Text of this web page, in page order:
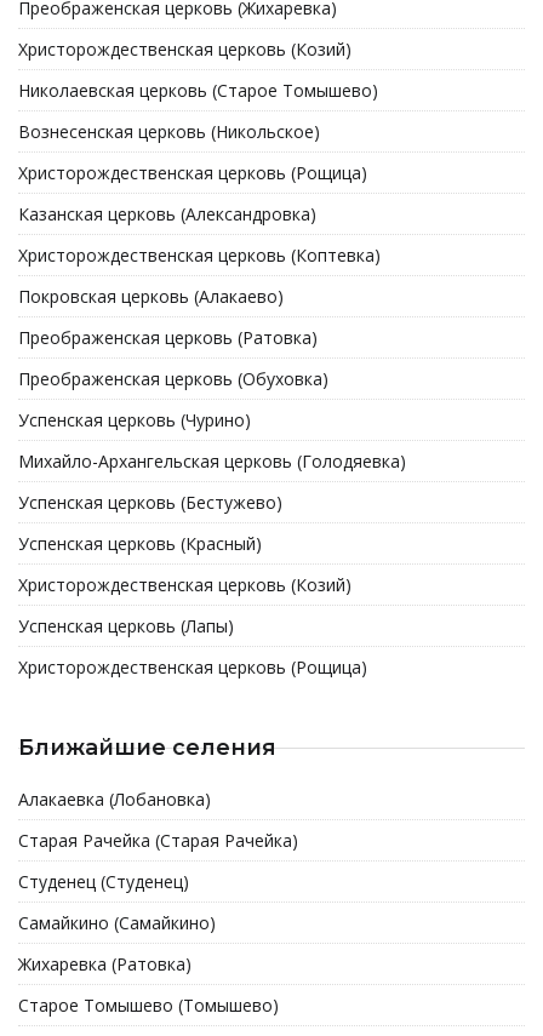
Преображенская церковь (Жихаревка)
Христорождественская церковь (Козий)
Николаевская церковь (Старое Томышево)
Вознесенская церковь (Никольское)
Христорождественская церковь (Рощица)
Казанская церковь (Александровка)
Христорождественская церковь (Коптевка)
Покровская церковь (Алакаево)
Преображенская церковь (Ратовка)
Преображенская церковь (Обуховка)
Успенская церковь (Чурино)
Михайло-Архангельская церковь (Голодяевка)
Успенская церковь (Бестужево)
Успенская церковь (Красный)
Христорождественская церковь (Козий)
Успенская церковь (Лапы)
Христорождественская церковь (Рощица)
Ближайшие селения
Алакаевка (Лобановка)
Старая Рачейка (Старая Рачейка)
Студенец (Студенец)
Самайкино (Самайкино)
Жихаревка (Ратовка)
Старое Томышево (Томышево)